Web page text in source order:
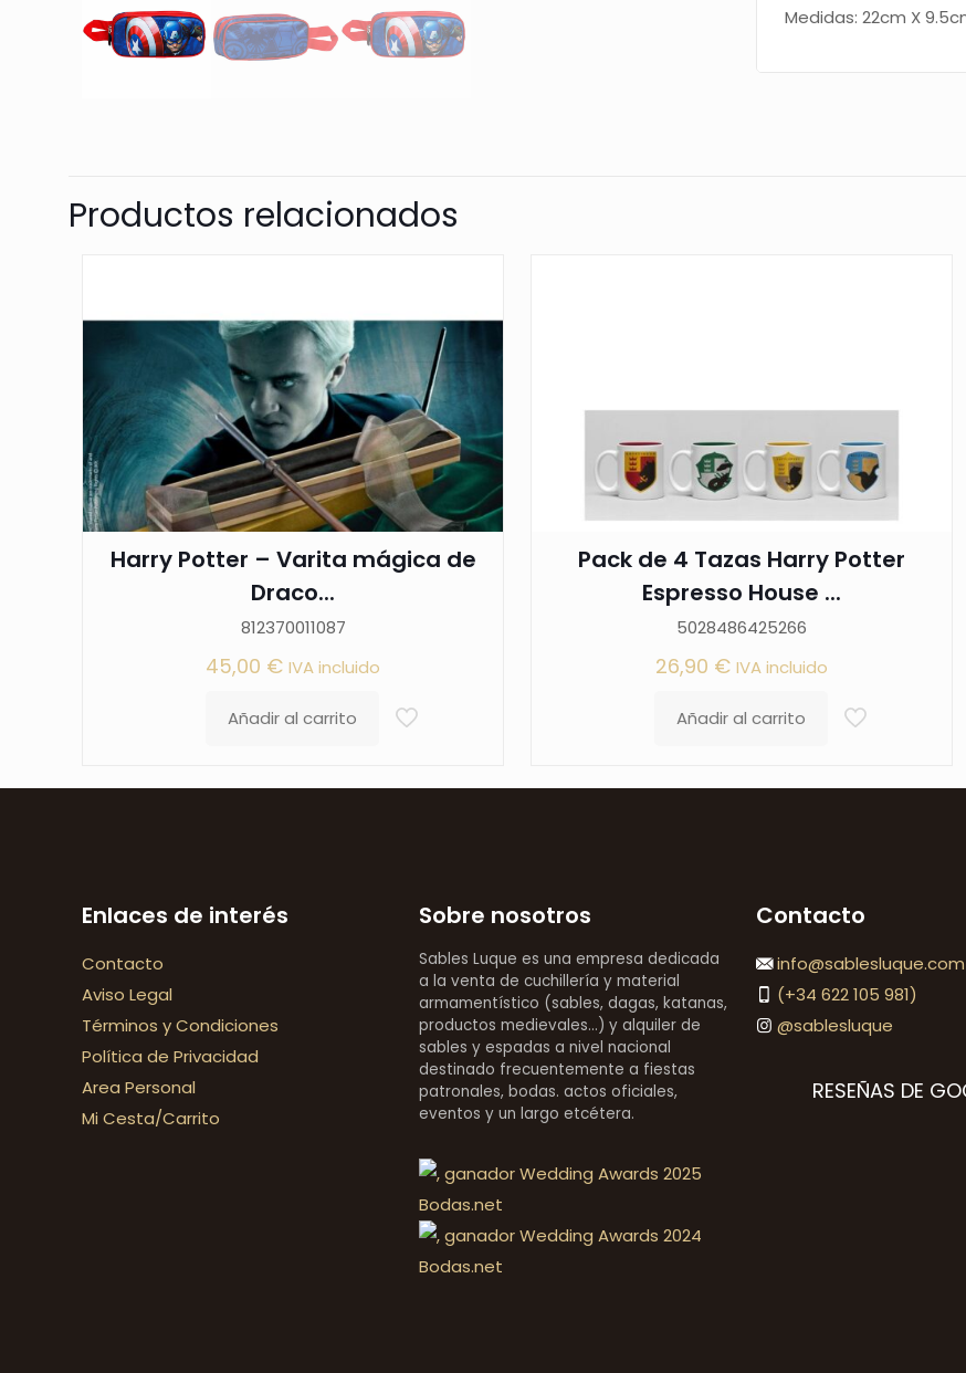
Medidas: 22cm X
Productos relacionados
Harry Potter – Varita mágica de
Draco...
812370011087
45,00 € IVA incluido
Añadir al carrito
Pack de 4 Tazas Harry Potter
Espresso House ...
5028486425266
26,90 € IVA incluido
Añadir al carrito
Enlaces de interés
Contacto
Aviso Legal
Términos y Condiciones
Política de Privacidad
Area Personal
Mi Cesta/Carrito
Sobre nosotros
Sables Luque es una empresa dedicada
a la venta de cuchillería y material
armamentístico (sables, dagas, katanas,
productos medievales...) y alquiler de
sables y espadas a nivel nacional
destinado frecuentemente a fiestas
patronales, bodas. actos oficiales,
eventos y un largo etcétera.
Contacto
info@sablesluque.com
(+34 622 105 981)
@sablesluque
RESEÑAS DE